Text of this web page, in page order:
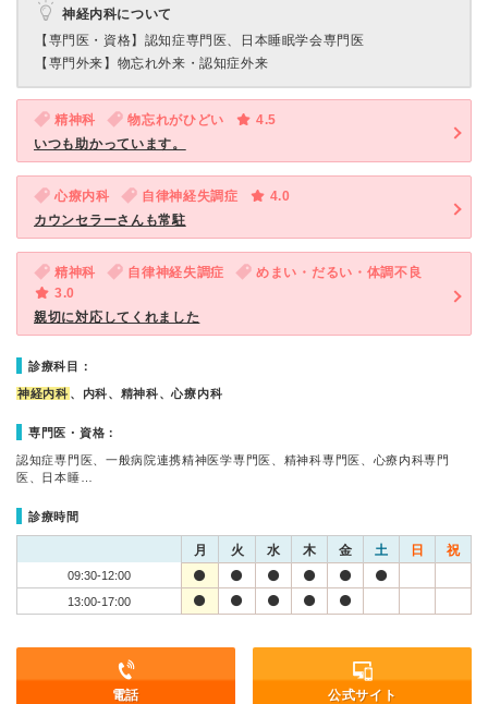
神経内科について
【専門医・資格】 認知症専門医、日本睡眠学会専門医
【専門外来】 物忘れ外来・認知症外来
精神科 物忘れがひどい
4.5
いつも助かっています。
心療内科 自律神経失調症
4.0
カウンセラーさんも常駐
精神科 自律神経失調症
めまい・だるい・体調不良
3.0
親切に対応してくれました
診療科目：
神経内科 、内科、精神科、心療内科
専門医・資格：
認知症専門医、一般病院連携精神医学専門医、精神科専門医、心療内科専門
医、日本睡…
診療時間
月 火 水 木 金 土 日 祝
09:30-12:00
13:00-17:00
電話 公式サイト